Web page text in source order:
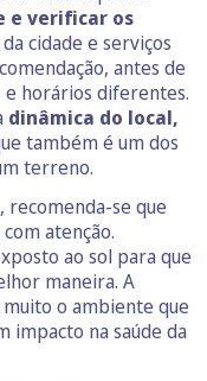
e verificar os
da cidade e serviços
antes de
horários diferentes.
dinâmica do local,
também é um dos
terreno.
se que
atenção.
ao sol para que
maneira. A
o ambiente que
impacto na saúde da